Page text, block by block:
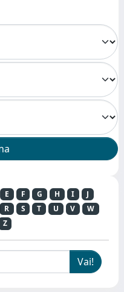
E F G H I
J
R S T U V
W
Z